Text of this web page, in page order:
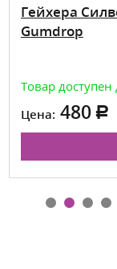
Гейхера
Gumdrop
Товар доступен
Цена: 480